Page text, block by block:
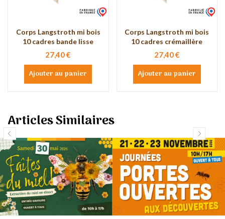
Corps Langstroth mi bois
10 cadres bande lisse
27,40 €
Ajouter au panier
Corps Langstroth mi bois
10 cadres crémaillère
27,40 €
Ajouter au panier
Articles Similaires